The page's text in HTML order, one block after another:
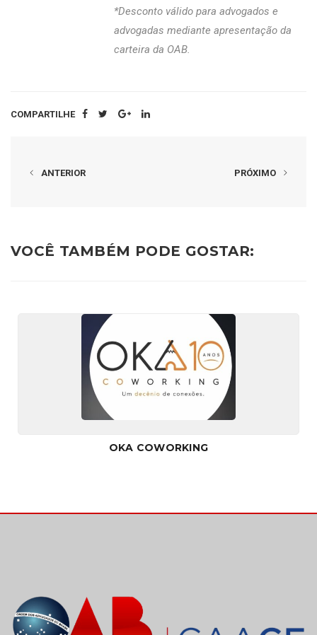
*Desconto válido para advogados e
advogadas mediante apresentação da
carteira da OAB.
COMPARTILHE
ANTERIOR PRÓXIMO
VOCÊ TAMBÉM PODE GOSTAR:
OKA COWORKING